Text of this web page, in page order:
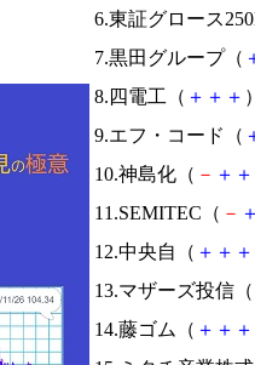
6.東証グロース
7.黒田グループ（
8.四電工（ ＋ ＋ ＋
9.エフ・コード（
10.神島化（ － ＋ ＋
11.SEMITEC（ －
12.中央自（ ＋ ＋ ＋
13.マザーズ投信（
14.藤ゴム（ ＋ ＋ ＋